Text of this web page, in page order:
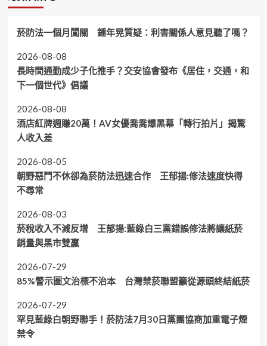
菸防法一個月闖關 鍾年晃質疑：利害關係人意見聽了嗎？
2026-08-08
長時間通勤成少子化推手？交安協會發布《居住，交通，和
下一個世代》倡議
2026-08-08
酒店紅牌週賺20萬！AV女優喬喬爆黑幕「轉行拍片」揭驚
人收入差
2026-08-05
朝野惡鬥不休卻為菸防法迅速合作 王郁揚:修法速度快得
不尋常
2026-08-03
菸稅收入不減反增 王郁揚:藍綠白三黨錯誤修法將讓紙菸
銷量與黑市雙贏
2026-07-29
85%警示圖文治標不治本 台灣禁菸聯盟籲從源頭終結紙菸
2026-07-29
罕見藍綠白朝野聯手！菸防法7月30日黨團協商加重電子煙
禁令